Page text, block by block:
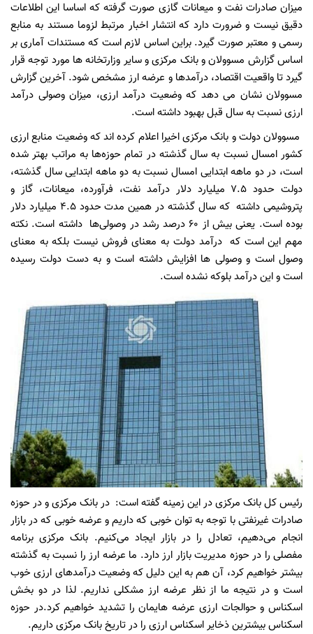
میزان صادرات نفت و میعانات گازی صورت گرفته که اساسا این اطلاعات
دقیق نیست و ضرورت دارد که انتشار اخبار مرتبط لزوما مستند به منابع
رسمی و معتبر صورت گیرد. براین اساس لازم است که مستندات آماری بر
اساس گزارش مسوولان و بانک مرکزی و سایر وزارتخانه ها مورد توجه قرار
گیرد تا واقعیت اقتصاد، درآمدها و عرضه ارز مشخص شود. آخرین گزارش
مسوولان نشان می دهد که وضعیت درآمد ارزی، میزان وصولی درآمد
ارزی نسبت به سال قبل بهبود داشته است.
مسوولان دولت و بانک مرکزی اخیرا اعلام کرده اند که وضعیت منابع ارزی
کشور امسال نسبت به سال گذشته در تمام حوزه‌ها به مراتب بهتر شده
است، در دو ماهه ابتدایی امسال نسبت به دو ماهه ابتدایی سال گذشته،
دولت حدود ۷.۵ میلیارد دلار درآمد نفت، فرآورده، میعانات، گاز و
پتروشیمی داشته که سال گذشته در همین مدت حدود ۴.۵ میلیارد دلار
بوده است. یعنی بیش از ۶۰ درصد رشد در وصولی‌ها داشته است. نکته
مهم این است که درآمد دولت به معنای فروش نیست بلکه به معنای
وصول است و وصولی ها افزایش داشته است و به دست دولت رسیده
است و این درآمد بلوکه نشده است.
رئیس کل بانک مرکزی در این زمینه گفته است: در بانک مرکزی و در حوزه
صادرات غیرنفتی با توجه به توان خوبی که داریم و عرضه خوبی که در بازار
انجام می‌دهیم، تعادل را در بازار ایجاد می‌کنیم. بانک مرکزی برنامه
مفصلی را در حوزه مدیریت بازار ارز دارد. ما عرضه ارز را نسبت به گذشته
بیشتر خواهیم کرد، آن هم به این دلیل که وضعیت درآمدهای ارزی خوب
است و در نتیجه ما از نظر عرضه ارز مشکلی نداریم. لذا در دو بخش
اسکناس و حوالجات ارزی عرضه هایمان را تشدید خواهیم کرد.در حوزه
اسکناس بیشترین ذخایر اسکناس ارزی را در تاریخ بانک مرکزی داریم.